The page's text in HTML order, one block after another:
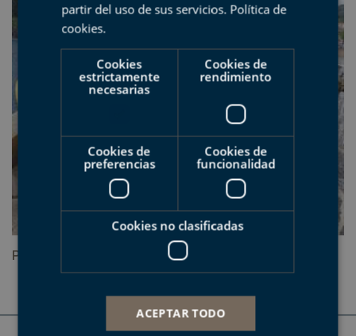
Planta de olas de Mutriku, pionera y referente
partir del uso de sus servicios. Política de
cookies.
Cookies
estrictamente
necesarias
Cookies de
rendimiento
Cookies de
preferencias
Cookies de
funcionalidad
Cookies no clasificadas
ACEPTAR TODO